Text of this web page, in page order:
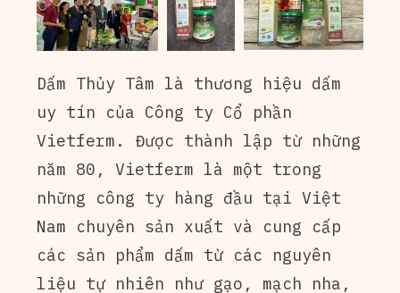
Dấm Thủy Tâm là thương hiệu dấm
uy tín của Công ty Cổ phần
Vietferm. Được thành lập từ những
năm 80, Vietferm là một trong
những công ty hàng đầu tại Việt
Nam chuyên sản xuất và cung cấp
các sản phẩm dấm từ các nguyên
liệu tự nhiên như gạo, mạch nha,